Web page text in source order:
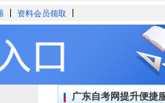
资料会员领取
广东自考网提升便捷